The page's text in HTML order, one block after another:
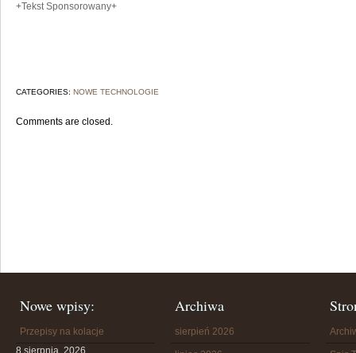
+Tekst Sponsorowany+
CATEGORIES: NOWE TECHNOLOGIE
Comments are closed.
Nowe wpisy:
Przepisy na kolacje
8 sierpnia, 2026
Archiwa
sierpień 2026